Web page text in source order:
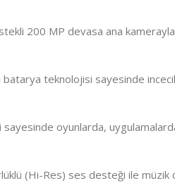
200 MP devasa ana
teknolojisi sayesinde
oyunlarda,
(Hi-Res) ses desteği ile